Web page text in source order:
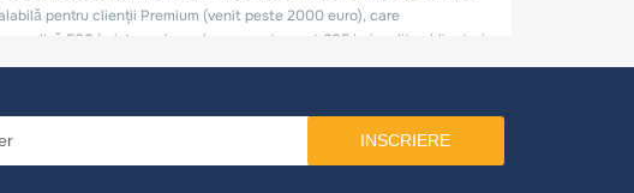
INSCRIERE